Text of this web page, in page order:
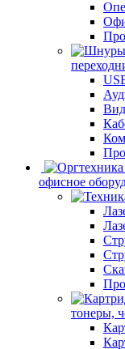
офисное
тонеры,